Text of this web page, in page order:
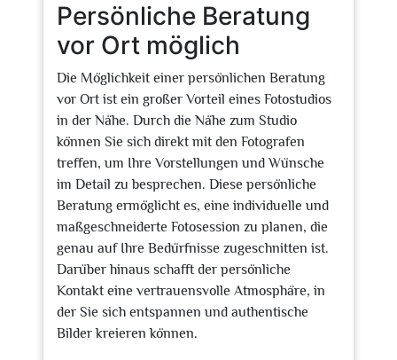
Persönliche Beratung
vor Ort möglich
Die Möglichkeit einer persönlichen Beratung
vor Ort ist ein großer Vorteil eines Fotostudios
in der Nähe. Durch die Nähe zum Studio
können Sie sich direkt mit den Fotografen
treffen, um Ihre Vorstellungen und Wünsche
im Detail zu besprechen. Diese persönliche
Beratung ermöglicht es, eine individuelle und
maßgeschneiderte Fotosession zu planen, die
genau auf Ihre Bedürfnisse zugeschnitten ist.
Darüber hinaus schafft der persönliche
Kontakt eine vertrauensvolle Atmosphäre, in
der Sie sich entspannen und authentische
Bilder kreieren können.